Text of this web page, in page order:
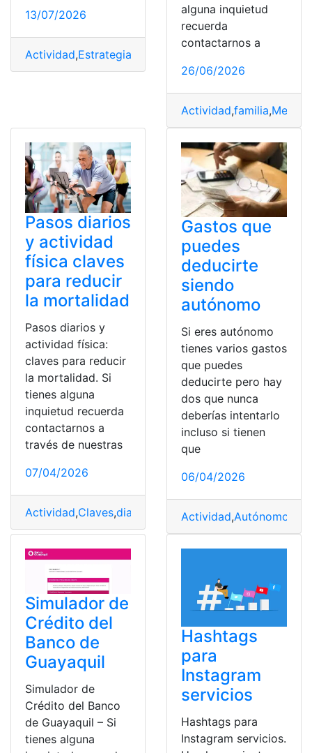
13/07/2026
Actividad,Estrategia
alguna inquietud
recuerda
contactarnos a
26/06/2026
Actividad,familia,Mejorar
Pasos diarios
y actividad
física claves
para reducir
la mortalidad
Pasos diarios y
actividad física:
claves para reducir
la mortalidad. Si
tienes alguna
inquietud recuerda
contactarnos a
través de nuestras
07/04/2026
Actividad,Claves,diarios Física, Mortalidad,Pasos,
Gastos que
puedes
deducirte
siendo
autónomo
Si eres autónomo
tienes varios gastos
que puedes
deducirte pero hay
dos que nunca
deberías intentarlo
incluso si tienen
que
06/04/2026
Actividad,Autónomo
Simulador de
Crédito del
Banco de
Guayaquil
Simulador de
Crédito del Banco
de Guayaquil – Si
tienes alguna
Hashtags
para
Instagram
servicios
Hashtags para
Instagram servicios.